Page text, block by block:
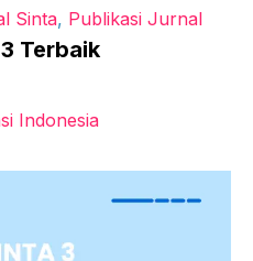
Sinta, Publikasi Jurnal
Terbaik
Indonesia